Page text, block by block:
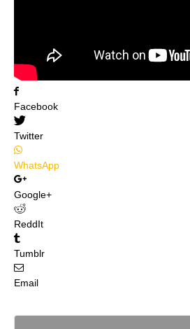
Facebook
Twitter
WhatsApp
Google+
ReddIt
Tumblr
Email